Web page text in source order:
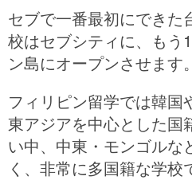
セブで一番最初にできた
校はセブシティに、もう
ン島にオープンさせます。
フィリピン留学では韓国
東アジアを中心とした国
い中、中東・モンゴルな
く、非常に多国籍な学校